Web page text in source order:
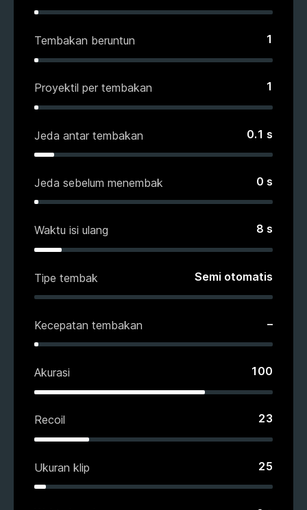
Tembakan beruntun 1
Proyektil per tembakan 1
Jeda antar tembakan 0.1 s
Jeda sebelum menembak 0 s
Waktu isi ulang 8 s
Tipe tembak Semi otomatis
Kecepatan tembakan –
Akurasi 100
Recoil 23
Ukuran klip 25